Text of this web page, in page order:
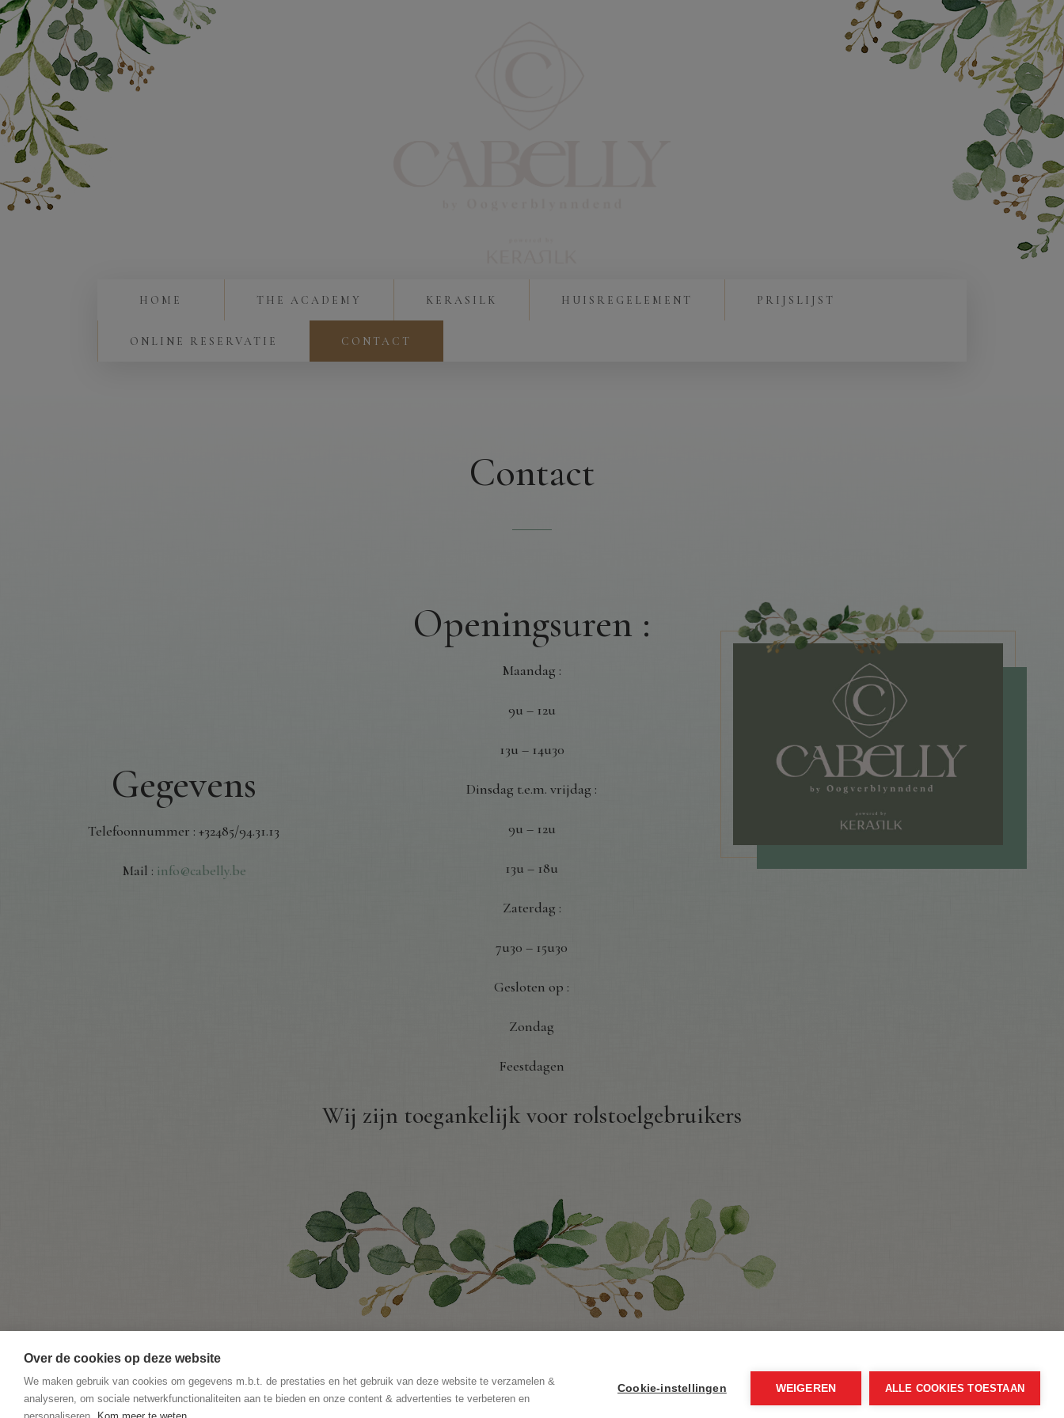
HOME THE ACADEMY KERASILK HUISREGELEMENT PRIJSLIJST
ONLINE RESERVATIE CONTACT
Contact
Gegevens
Telefoonnummer : +32485/94.31.13
Mail : info@cabelly.be
Openingsuren :
Maandag :
9u – 12u
13u – 14u30
Dinsdag t.e.m. vrijdag :
9u – 12u
13u – 18u
Zaterdag :
7u30 – 15u30
Gesloten op :
Zondag
Feestdagen
Wij zijn toegankelijk voor rolstoelgebruikers
Over de cookies op deze website
We maken gebruik van cookies om gegevens m.b.t. de prestaties en het gebruik van deze website te verzamelen &
analyseren, om sociale netwerkfunctionaliteiten aan te bieden en onze content & advertenties te verbeteren en
Cookie-instellingen WEIGEREN ALLE COOKIES TOESTAAN